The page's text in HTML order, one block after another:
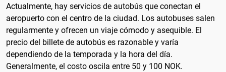
Actualmente, hay servicios de autobús que conectan el
aeropuerto con el centro de la ciudad. Los autobuses salen
regularmente y ofrecen un viaje cómodo y asequible. El
precio del billete de autobús es razonable y varía
dependiendo de la temporada y la hora del día.
Generalmente, el costo oscila entre 50 y 100 NOK.